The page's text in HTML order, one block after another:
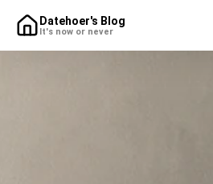
Datehoer's Blog
It's now or never